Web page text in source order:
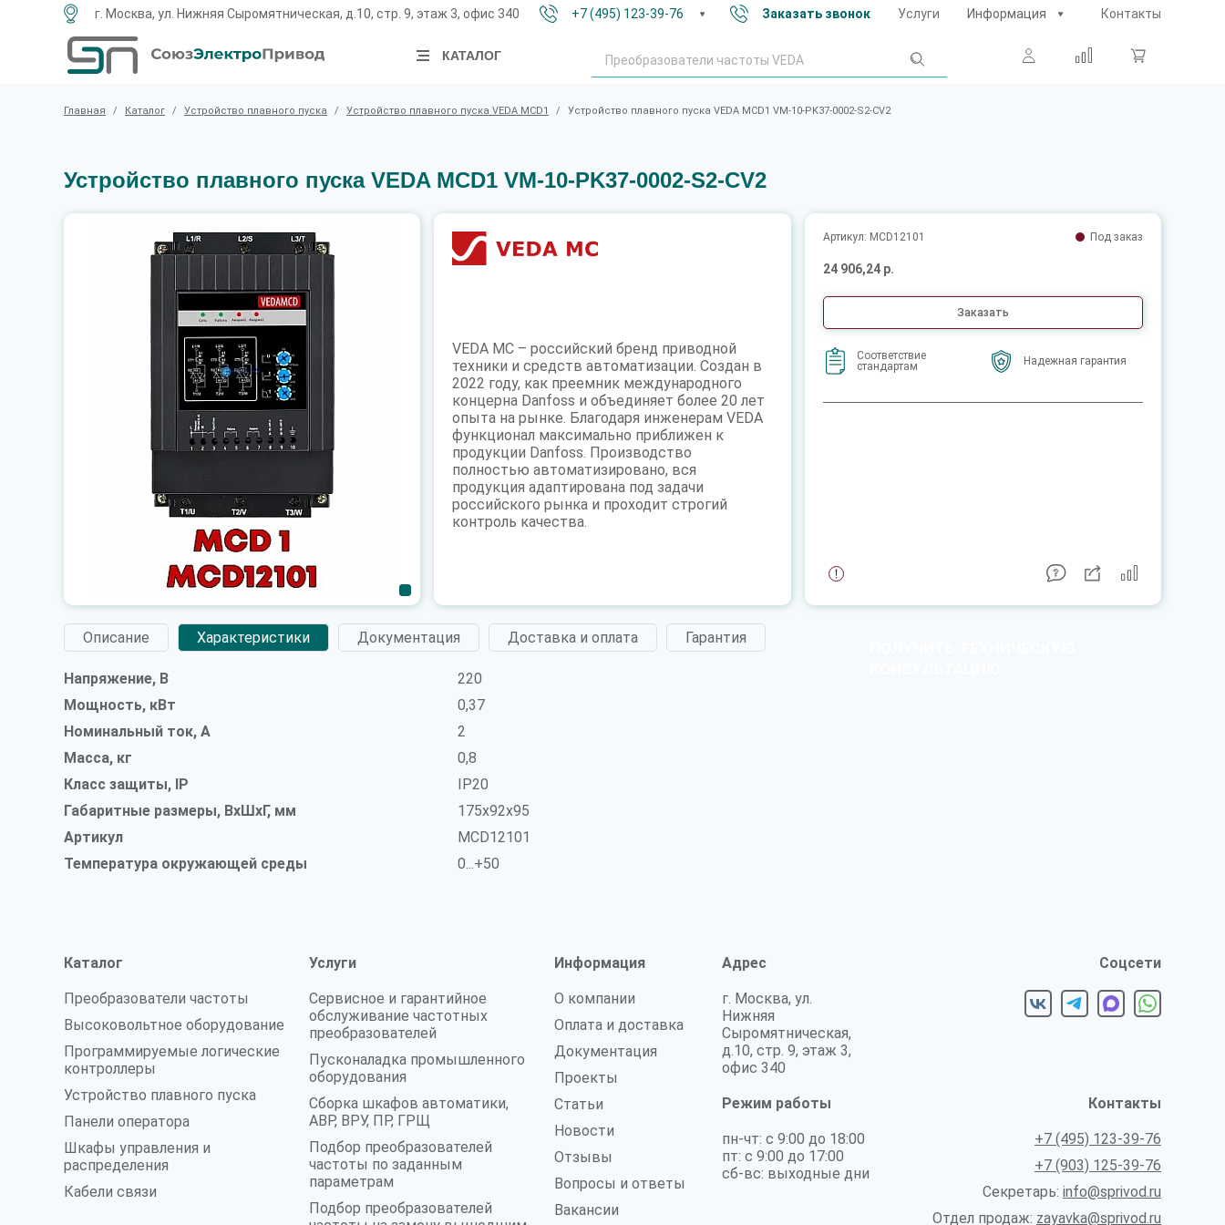
г. Москва, ул. Нижняя Сыромятническая, д.10, стр. 9, этаж 3, офис 340 +7 (495) 123-39-76 Заказать звонок Услуги Информация Контакты
КАТАЛОГ
Главная / Каталог / Устройство плавного пуска / Устройство плавного пуска VEDA MCD1 / Устройство плавного пуска VEDA MCD1 VM-10-PK37-0002-S2-CV2
Устройство плавного пуска VEDA MCD1 VM-10-PK37-0002-S2-CV2
VEDA MC – российский бренд приводной
техники и средств автоматизации. Создан в
2022 году, как преемник международного
концерна Danfoss и объединяет более 20 лет
опыта на рынке. Благодаря инженерам VEDA
функционал максимально приближен к
продукции Danfoss. Производство
полностью автоматизировано, вся
продукция адаптирована под задачи
российского рынка и проходит строгий
контроль качества.
Артикул: MCD12101 Под заказ
24 906,24 р.
Заказать
Соответствие
стандартам
Надежная гарантия
Описание Характеристики Документация Доставка и оплата Гарантия
Напряжение, В
220
Мощность, кВт
0,37
Номинальный ток, А
2
Масса, кг
0,8
Класс защиты, IP
IP20
Габаритные размеры, ВxШxГ, мм
175x92x95
Артикул
MCD12101
Температура окружающей среды
0...+50
Каталог
Преобразователи частоты
Высоковольтное оборудование
Программируемые логические
контроллеры
Устройство плавного пуска
Панели оператора
Шкафы управления и
распределения
Кабели связи
Услуги
Сервисное и гарантийное
обслуживание частотных
преобразователей
Пусконаладка промышленного
оборудования
Сборка шкафов автоматики,
АВР, ВРУ, ПР, ГРЩ
Подбор преобразователей
частоты по заданным
параметрам
Подбор преобразователей
Информация
О компании
Оплата и доставка
Документация
Проекты
Статьи
Новости
Отзывы
Вопросы и ответы
Вакансии
Соцсети
Адрес
г. Москва, ул.
Нижняя
Сыромятническая,
д.10, стр. 9, этаж 3,
офис 340
Контакты
+7 (495) 123-39-76
+7 (903) 125-39-76
Секретарь: info@sprivod.ru
Отдел продаж: zayavka@sprivod.ru
Режим работы
пн-чт: с 9:00 до 18:00
пт: с 9:00 до 17:00
сб-вс: выходные дни